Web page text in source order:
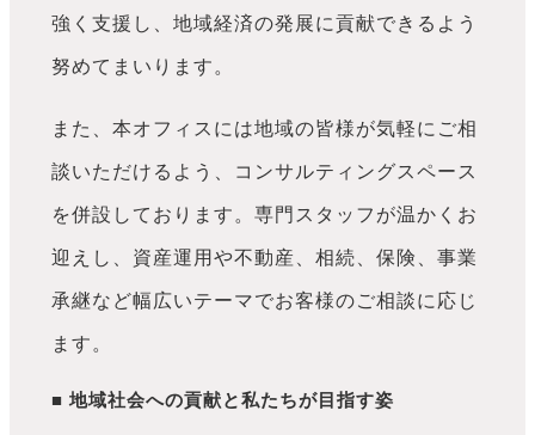
強く支援し、地域経済の発展に貢献できるよう
努めてまいります。
また、本オフィスには地域の皆様が気軽にご相
談いただけるよう、コンサルティングスペース
を併設しております。専門スタッフが温かくお
迎えし、資産運用や不動産、相続、保険、事業
承継など幅広いテーマでお客様のご相談に応じ
ます。
■ 地域社会への貢献と私たちが目指す姿